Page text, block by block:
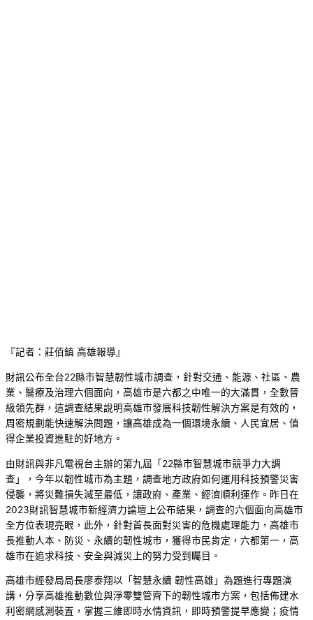
『記者：莊佰鎮 高雄報導』
財訊公布全台22縣市智慧韌性城市調查，針對交通、能源、社區、農
業、醫療及治理六個面向，高雄市是六都之中唯一的大滿貫，全數晉
級領先群，這調查結果說明高雄市發展科技韌性解決方案是有效的，
周密規劃能快速解決問題，讓高雄成為一個環境永續、人民宜居、值
得企業投資進駐的好地方。
由財訊與非凡電視台主辦的第九屆「22縣市智慧城市競爭力大調
查」，今年以韌性城市為主題，調查地方政府如何運用科技預警災害
侵襲，將災難損失減至最低，讓政府、產業、經濟順利運作。昨日在
2023財訊智慧城市新經濟力論壇上公布結果，調查的六個面向高雄市
全方位表現亮眼，此外，針對首長面對災害的危機處理能力，高雄市
長推動人本、防災、永續的韌性城市，獲得市民肯定，六都第一，高
雄市在追求科技、安全與減災上的努力受到矚目。
高雄市經發局局長廖泰翔以「智慧永續 韌性高雄」為題進行專題演
講，分享高雄推動數位與淨零雙管齊下的韌性城市方案，包括佈建水
利密網感測裝置，掌握三維即時水情資訊，即時預警提早應變；疫情